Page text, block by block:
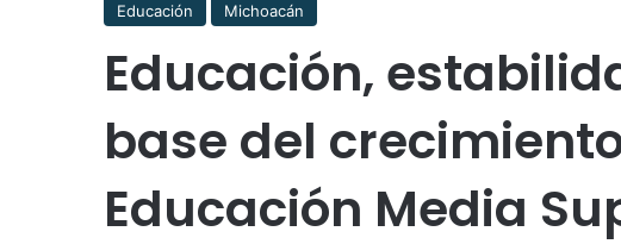
Educación Michoacán
Educación,
base del
Educación Media